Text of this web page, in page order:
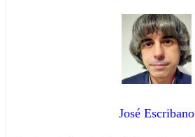
José Escribano